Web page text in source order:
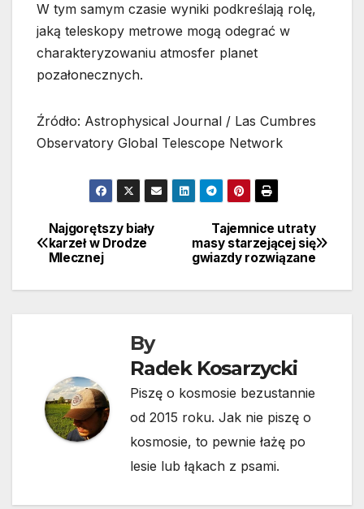
W tym samym czasie wyniki podkreślają rolę,
jaką teleskopy metrowe mogą odegrać w
charakteryzowaniu atmosfer planet
pozałonecznych.
Źródło: Astrophysical Journal / Las Cumbres
Observatory Global Telescope Network
Nawigacja
wpisu
Tajemnice utraty
masy starzejącej się
gwiazdy rozwiązane
Najgorętszy biały
karzeł w Drodze
Mlecznej
By
Radek Kosarzycki
Piszę o kosmosie bezustannie
od 2015 roku. Jak nie piszę o
kosmosie, to pewnie łażę po
lesie lub łąkach z psami.